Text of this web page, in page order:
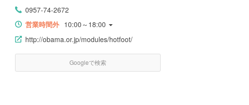
0957-74-2672
営業時間外 10:00～18:00
http://obama.or.jp/modules/hotfoot/
Googleで検索